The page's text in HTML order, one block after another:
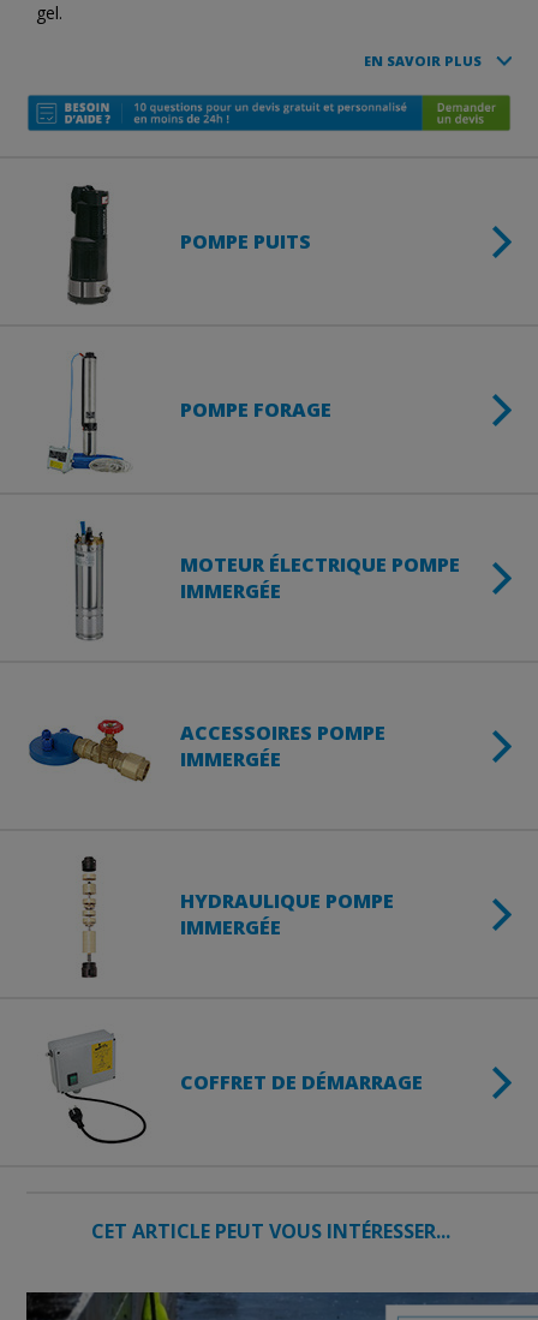
gel.
EN SAVOIR PLUS
CET ARTICLE PEUT VOUS INTÉRESSER...
POMPE PUITS
POMPE FORAGE
MOTEUR ÉLECTRIQUE POMPE
IMMERGÉE
ACCESSOIRES POMPE
IMMERGÉE
HYDRAULIQUE POMPE
IMMERGÉE
COFFRET DE DÉMARRAGE